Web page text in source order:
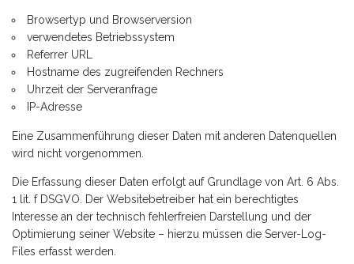
Browsertyp und Browserversion
verwendetes Betriebssystem
Referrer URL
Hostname des zugreifenden Rechners
Uhrzeit der Serveranfrage
IP-Adresse
Eine Zusammenführung dieser Daten mit anderen Datenquellen
wird nicht vorgenommen.
Die Erfassung dieser Daten erfolgt auf Grundlage von Art. 6 Abs.
1 lit. f DSGVO. Der Websitebetreiber hat ein berechtigtes
Interesse an der technisch fehlerfreien Darstellung und der
Optimierung seiner Website – hierzu müssen die Server-Log-
Files erfasst werden.